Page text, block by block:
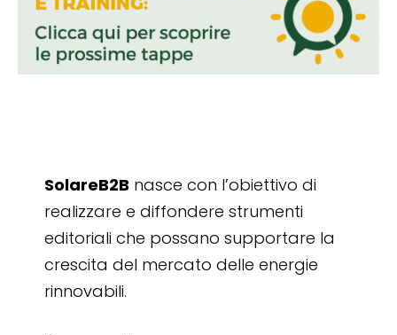
SolareB2B nasce con l’obiettivo di
realizzare e diffondere strumenti
editoriali che possano supportare la
crescita del mercato delle energie
rinnovabili.